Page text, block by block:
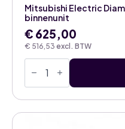
€ 516,53 excl. BTW
Mitsubishi Electric
binnenunit
€ 625,00
Mitsubishi
Electric
onyx
black
2,5kW